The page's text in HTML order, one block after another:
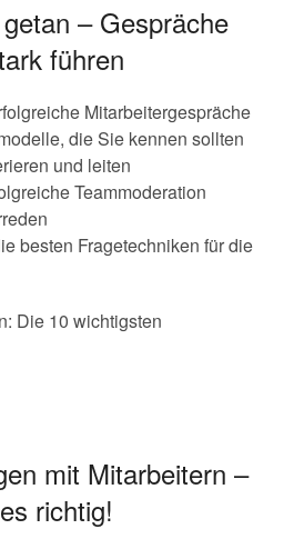
– Gespräche
führen
Mitarbeitergespräche
die Sie kennen sollten
und leiten
Teammoderation
besten Fragetechniken für die
Die 10 wichtigsten
mit Mitarbeitern –
richtig!